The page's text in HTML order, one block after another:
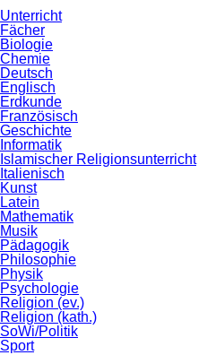
Unterricht
Fächer
Biologie
Chemie
Deutsch
Englisch
Erdkunde
Französisch
Geschichte
Informatik
Islamischer Religionsunterricht
Italienisch
Kunst
Latein
Mathematik
Musik
Pädagogik
Philosophie
Physik
Psychologie
Religion (ev.)
Religion (kath.)
SoWi/Politik
Sport